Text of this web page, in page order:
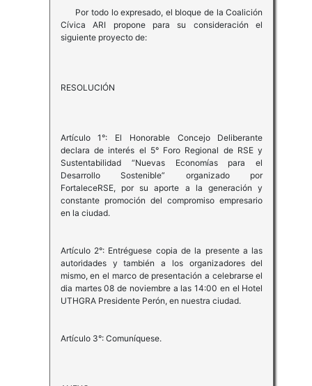
Por todo lo expresado, el bloque de la Coalición
Cívica ARI propone para su consideración el
siguiente proyecto de:
RESOLUCIÓN
Artículo 1°: El Honorable Concejo Deliberante
declara de interés el 5° Foro Regional de RSE y
Sustentabilidad “Nuevas Economías para el
Desarrollo Sostenible” organizado por
FortaleceRSE, por su aporte a la generación y
constante promoción del compromiso empresario
en la ciudad.
Artículo 2°: Entréguese copia de la presente a las
autoridades y también a los organizadores del
mismo, en el marco de presentación a celebrarse el
dia martes 08 de noviembre a las 14:00 en el Hotel
UTHGRA Presidente Perón, en nuestra ciudad.
Artículo 3°: Comuníquese.